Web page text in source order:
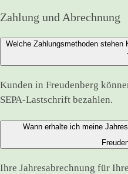
Zahlung und Abrechnung
Welche Zahlungsmethoden stehen
Kunden in Freudenberg
SEPA-Lastschrift bezahlen.
Wann erhalte ich meine
Ihre Jahresabrechnung für